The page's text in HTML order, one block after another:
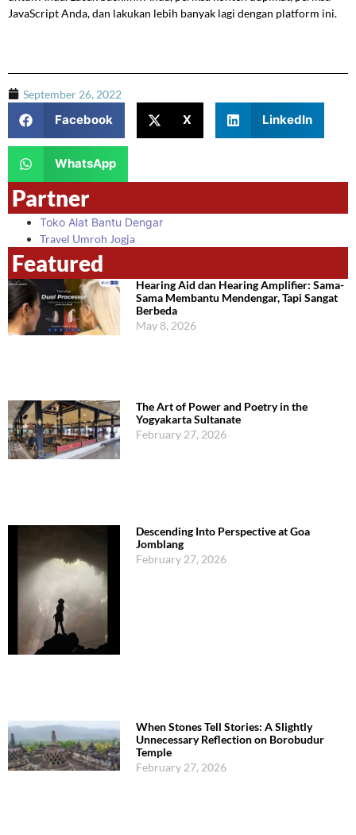
JavaScript Anda, dan lakukan lebih banyak lagi dengan platform ini.
September 26, 2022
Facebook X LinkedIn
WhatsApp
Partner
Toko Alat Bantu Dengar
Travel Umroh Jogja
Featured
Hearing Aid dan Hearing Amplifier: Sama-
Sama Membantu Mendengar, Tapi Sangat
Berbeda
May 8, 2026
The Art of Power and Poetry in the
Yogyakarta Sultanate
February 27, 2026
Descending Into Perspective at Goa
Jomblang
February 27, 2026
When Stones Tell Stories: A Slightly
Unnecessary Reflection on Borobudur
Temple
February 27, 2026